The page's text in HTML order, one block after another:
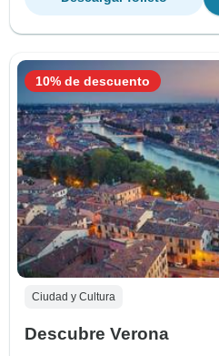
Ciudad y Cultura
Descubre Verona
10% de descuento